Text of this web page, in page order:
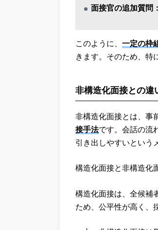
面接官の追加質問：
このように、 一定の枠
きます。そのため、特
非構造化面接との違
非構造化面接とは、事
接手法です。会話の流
引き出しやすいという
構造化面接と非構造化
構造化面接は、全候補
ため、公平性が高く、